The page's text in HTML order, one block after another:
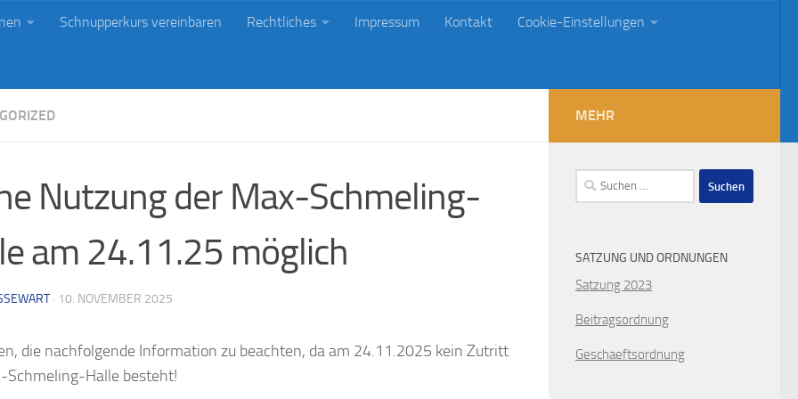
Schnupperkurs vereinbaren Rechtliches Impressum Kontakt Cookie-Einstellungen
Nutzung der Max-Schmeling-
am 24.11.25 möglich
· 10. NOVEMBER 2025
die nachfolgende Information zu beachten, da am 24.11.2025 kein Zutritt
Schmeling-Halle besteht!
MEHR
Suchen
nach:
SATZUNG UND ORDNUNGEN
Satzung 2023
Beitragsordnung
Geschaeftsordnung